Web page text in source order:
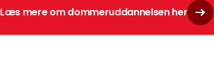
Læs mere om dommeruddannelsen her